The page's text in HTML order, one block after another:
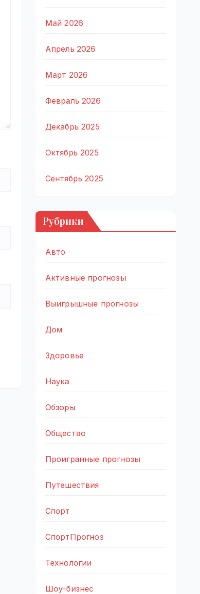
Май 2026
Апрель 2026
Март 2026
Февраль 2026
Декабрь 2025
Октябрь 2025
Сентябрь 2025
Рубрики
Авто
Активные прогнозы
Выигрышные прогнозы
Дом
Здоровье
Наука
Обзоры
Общество
Проигранные прогнозы
Путешествия
Спорт
СпортПрогноз
Технологии
Шоу-бизнес